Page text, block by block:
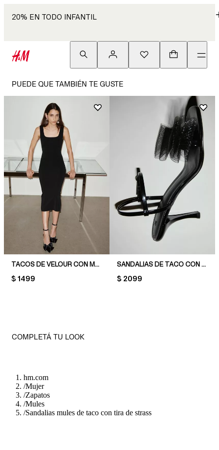
20% EN TODO INFANTIL
PUEDE QUE TAMBIÉN TE GUSTE
TACOS DE VELOUR CON MOÑA
PRICE:
$ 1499
SANDALIAS DE TACO CON TIRAS
PRICE:
$ 2099
COMPLETÁ TU LOOK
hm.com
/Mujer
/Zapatos
/Mules
/Sandalias mules de taco con tira de strass